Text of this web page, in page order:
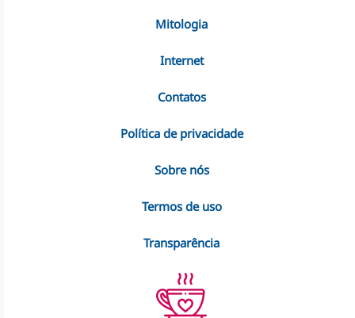
Mitologia
Internet
Contatos
Política de privacidade
Sobre nós
Termos de uso
Transparência